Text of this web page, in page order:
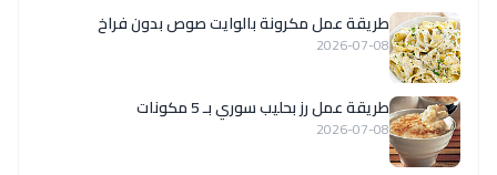
طريقة عمل مكرونة بالوايت صوص بدون فراخ
2026-07-08
طريقة عمل رز بحليب سوري بـ 5 مكونات
2026-07-08